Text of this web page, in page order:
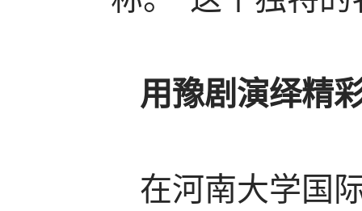
用豫剧演绎精
在河南大学国